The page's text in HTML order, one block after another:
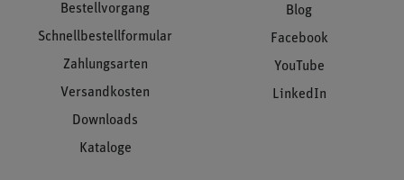
Bestellvorgang
Schnellbestellformular
Zahlungsarten
Versandkosten
Downloads
Kataloge
Blog
Facebook
YouTube
LinkedIn